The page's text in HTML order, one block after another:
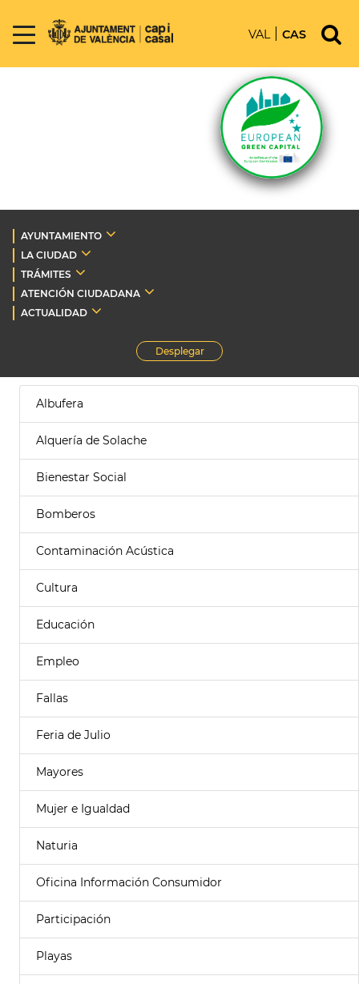
VAL CAS
AYUNTAMIENTO
LA CIUDAD
TRÁMITES
ATENCIÓN CIUDADANA
ACTUALIDAD
Desplegar
Albufera
Alquería de Solache
Bienestar Social
Bomberos
Contaminación Acústica
Cultura
Educación
Empleo
Fallas
Feria de Julio
Mayores
Mujer e Igualdad
Naturia
Oficina Información Consumidor
Participación
Playas